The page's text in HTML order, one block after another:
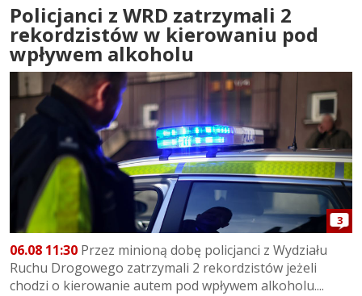
Policjanci z WRD zatrzymali 2
rekordzistów w kierowaniu pod
wpływem alkoholu
3
06.08 11:30 Przez minioną dobę policjanci z Wydziału
Ruchu Drogowego zatrzymali 2 rekordzistów jeżeli
chodzi o kierowanie autem pod wpływem alkoholu....